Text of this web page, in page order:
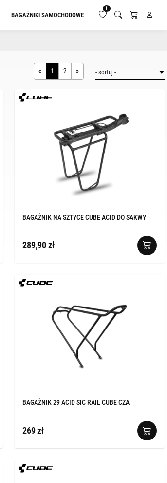
BAGAŻNIKI SAMOCHODOWE
1
« 1 2 »
BAGAŻNIK NA SZTYCE CUBE ACID DO SAKWY
289,90 zł
BAGAŻNIK 29 ACID SIC RAIL CUBE CZA
269 zł